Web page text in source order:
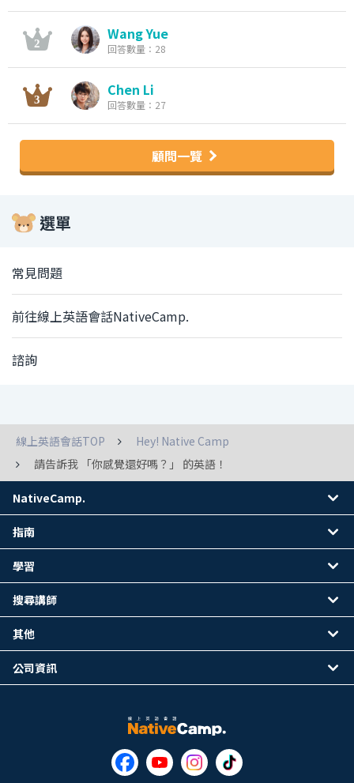
Wang Yue
回答數量：28
Chen Li
回答數量：27
顧問一覽
選單
常見問題
前往線上英語會話NativeCamp.
諮詢
線上英語會話TOP
Hey! Native Camp
請告訴我 「你感覺還好嗎？」 的英語！
NativeCamp.
指南
學習
搜尋講師
其他
公司資訊